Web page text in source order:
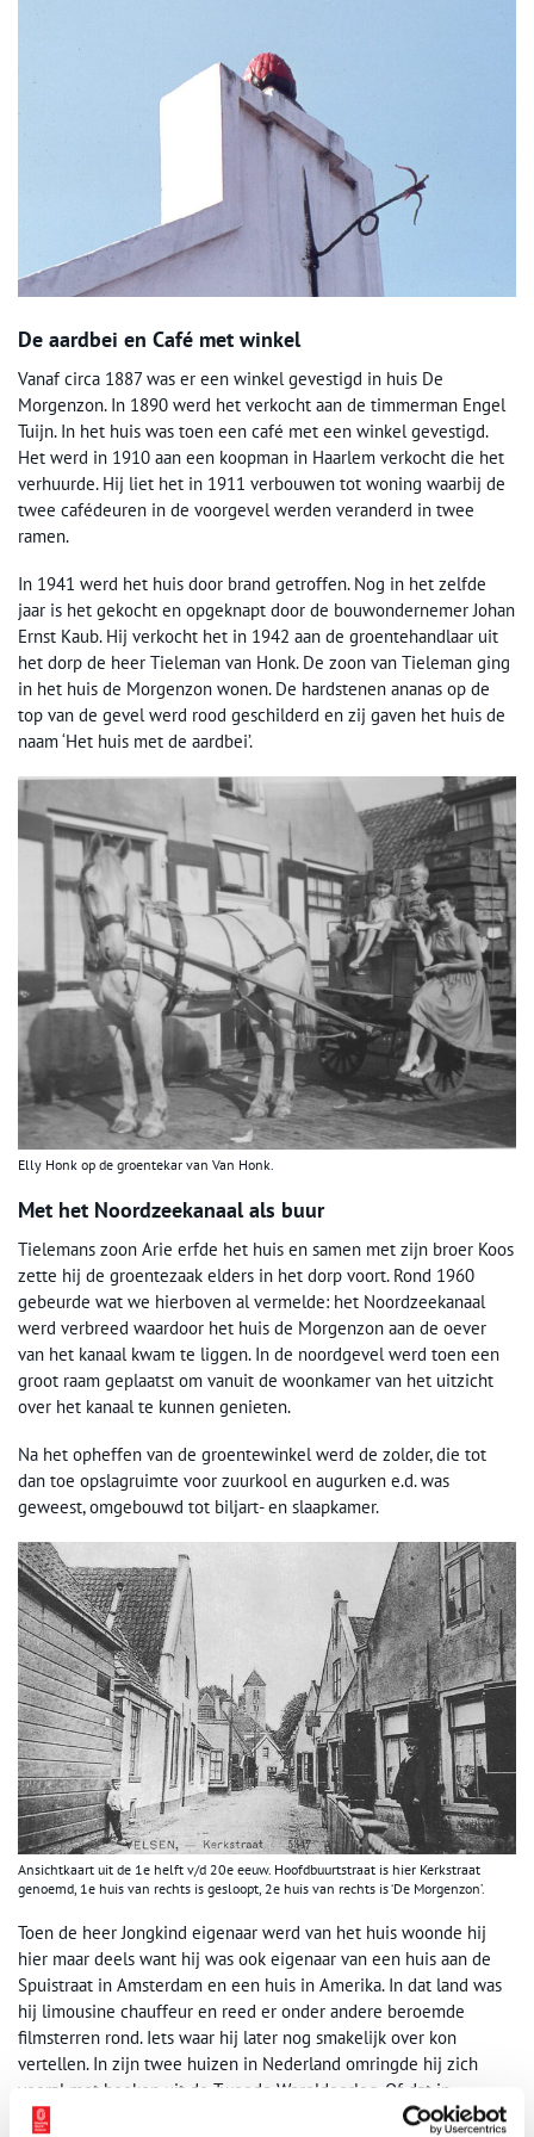
De aardbei en Café met winkel
Vanaf circa 1887 was er een winkel gevestigd in huis De
Morgenzon. In 1890 werd het verkocht aan de timmerman Engel
Tuijn. In het huis was toen een café met een winkel gevestigd.
Het werd in 1910 aan een koopman in Haarlem verkocht die het
verhuurde. Hij liet het in 1911 verbouwen tot woning waarbij de
twee cafédeuren in de voorgevel werden veranderd in twee
ramen.
In 1941 werd het huis door brand getroffen. Nog in het zelfde
jaar is het gekocht en opgeknapt door de bouwondernemer Johan
Ernst Kaub. Hij verkocht het in 1942 aan de groentehandlaar uit
het dorp de heer Tieleman van Honk. De zoon van Tieleman ging
in het huis de Morgenzon wonen. De hardstenen ananas op de
top van de gevel werd rood geschilderd en zij gaven het huis de
naam ‘Het huis met de aardbei’.
Elly Honk op de groentekar van Van Honk.
Met het Noordzeekanaal als buur
Tielemans zoon Arie erfde het huis en samen met zijn broer Koos
zette hij de groentezaak elders in het dorp voort. Rond 1960
gebeurde wat we hierboven al vermelde: het Noordzeekanaal
werd verbreed waardoor het huis de Morgenzon aan de oever
van het kanaal kwam te liggen. In de noordgevel werd toen een
groot raam geplaatst om vanuit de woonkamer van het uitzicht
over het kanaal te kunnen genieten.
Na het opheffen van de groentewinkel werd de zolder, die tot
dan toe opslagruimte voor zuurkool en augurken e.d. was
geweest, omgebouwd tot biljart- en slaapkamer.
Ansichtkaart uit de 1e helft v/d 20e eeuw. Hoofdbuurtstraat is hier Kerkstraat
genoemd, 1e huis van rechts is gesloopt, 2e huis van rechts is ‘De Morgenzon’.
Toen de heer Jongkind eigenaar werd van het huis woonde hij
hier maar deels want hij was ook eigenaar van een huis aan de
Spuistraat in Amsterdam en een huis in Amerika. In dat land was
hij limousine chauffeur en reed er onder andere beroemde
filmsterren rond. Iets waar hij later nog smakelijk over kon
vertellen. In zijn twee huizen in Nederland omringde hij zich
vooral met boeken uit de Tweede Wereldoorlog. Of dat in
Amerika ook zo was dat weten we niet.